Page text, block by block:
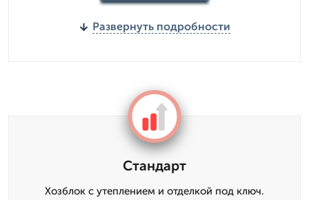
Развернуть подробности
Стандарт
Хозблок с утеплением и отделкой под ключ.